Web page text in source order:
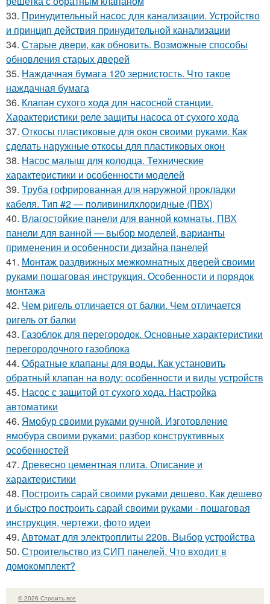
33. Принудительный насос для канализации. Устройство
и принцип действия принудительной канализации
34. Старые двери, как обновить. Возможные способы
обновления старых дверей
35. Наждачная бумага 120 зернистость. Что такое
наждачная бумага
36. Клапан сухого хода для насосной станции.
Характеристики реле защиты насоса от сухого хода
37. Откосы пластиковые для окон своими руками. Как
сделать наружные откосы для пластиковых окон
38. Насос малыш для колодца. Технические
характеристики и особенности моделей
39. Труба гофрированная для наружной прокладки
кабеля. Тип #2 — поливинилхлоридные (ПВХ)
40. Влагостойкие панели для ванной комнаты. ПВХ
панели для ванной — выбор моделей, варианты
применения и особенности дизайна панелей
41. Монтаж раздвижных межкомнатных дверей своими
руками пошаговая инструкция. Особенности и порядок
монтажа
42. Чем ригель отличается от балки. Чем отличается
ригель от балки
43. Газоблок для перегородок. Основные характеристики
перегородочного газоблока
44. Обратные клапаны для воды. Как установить
обратный клапан на воду: особенности и виды устройств
45. Насос с защитой от сухого хода. Настройка
автоматики
46. Ямобур своими руками ручной. Изготовление
ямобура своими руками: разбор конструктивных
особенностей
47. Древесно цементная плита. Описание и
характеристики
48. Построить сарай своими руками дешево. Как дешево
и быстро построить сарай своими руками - пошаговая
инструкция, чертежи, фото идеи
49. Автомат для электроплиты 220в. Выбор устройства
50. Строительство из СИП панелей. Что входит в
домокомплект?
© 2026 Строить все